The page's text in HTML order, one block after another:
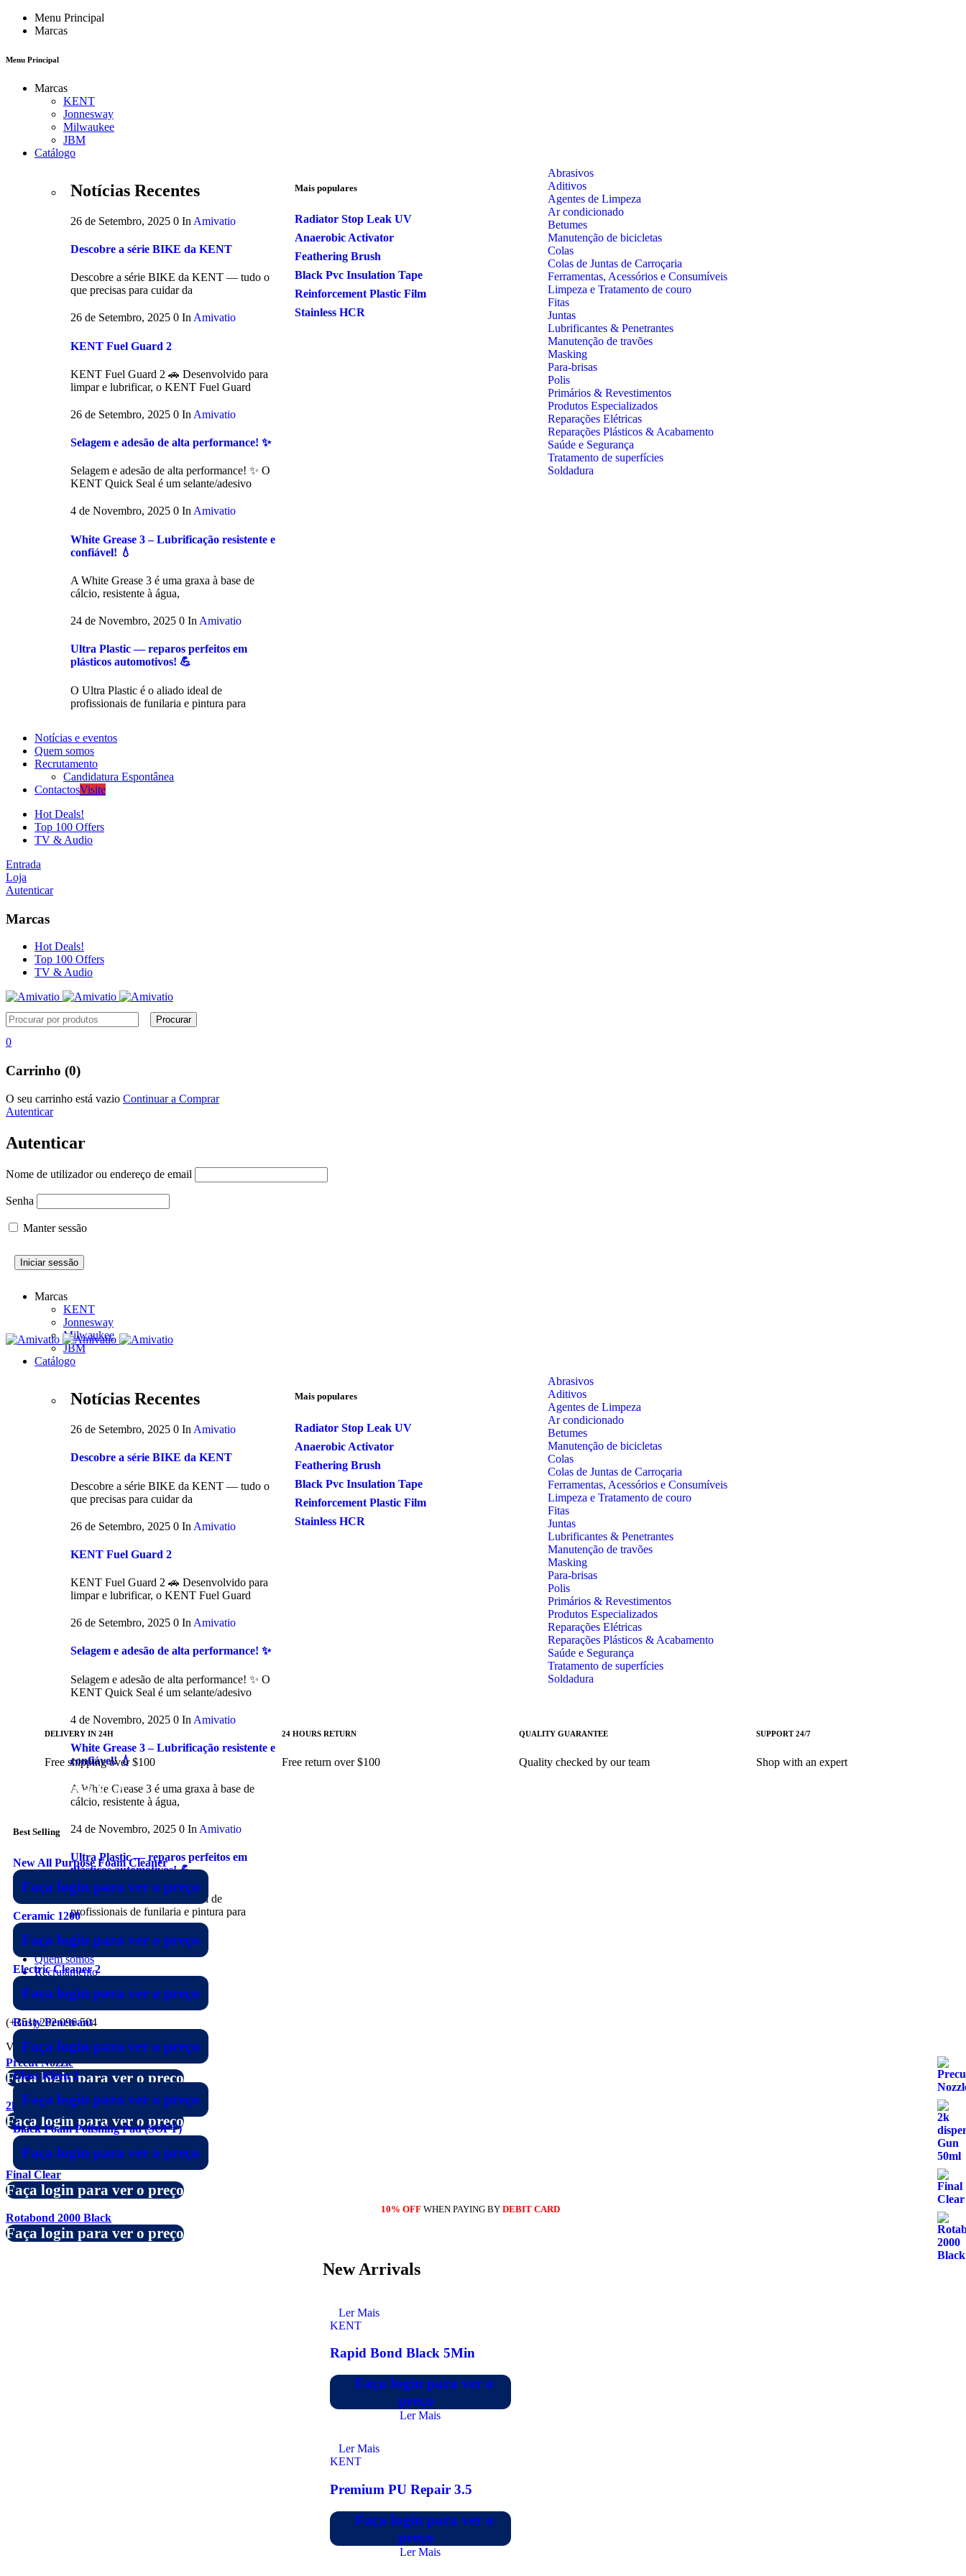
Menu Principal
Marcas
Menu Principal
Marcas
KENT
Jonnesway
Milwaukee
JBM
Catálogo
Notícias Recentes
26 de Setembro, 2025 0 In Amivatio
Descobre a série BIKE da KENT
Descobre a série BIKE da KENT — tudo o
que precisas para cuidar da
26 de Setembro, 2025 0 In Amivatio
KENT Fuel Guard 2
KENT Fuel Guard 2 🚗 Desenvolvido para
limpar e lubrificar, o KENT Fuel Guard
26 de Setembro, 2025 0 In Amivatio
Selagem e adesão de alta performance! ✨
Selagem e adesão de alta performance! ✨ O
KENT Quick Seal é um selante/adesivo
4 de Novembro, 2025 0 InAmivatio
White Grease 3 – Lubrificação resistente e
confiável! 💧
A White Grease 3 é uma graxa à base de
cálcio, resistente à água,
24 de Novembro, 2025 0 In Amivatio
Ultra Plastic — reparos perfeitos em
plásticos automotivos! 💪
O Ultra Plastic é o aliado ideal de
profissionais de funilaria e pintura para
Mais populares
Radiator Stop Leak UV
Anaerobic Activator
Feathering Brush
Black Pvc Insulation Tape
Reinforcement Plastic Film
Stainless HCR
Abrasivos
Aditivos
Agentes de Limpeza
Ar condicionado
Betumes
Manutenção de bicicletas
Colas
Colas de Juntas de Carroçaria
Ferramentas, Acessórios e Consumíveis
Limpeza e Tratamento de couro
Fitas
Juntas
Lubrificantes & Penetrantes
Manutenção de travões
Masking
Para-brisas
Polis
Primários & Revestimentos
Produtos Especializados
Reparações Elétricas
Reparações Plásticos & Acabamento
Saúde e Segurança
Tratamento de superfícies
Soldadura
Notícias e eventos
Quem somos
Recrutamento
Candidatura Espontânea
ContactosVisite
Hot Deals!
Top 100 Offers
TV & Audio
Entrada
Loja
Autenticar
Marcas
Hot Deals!
Top 100 Offers
TV & Audio
0
Carrinho (0)
O seu carrinho está vazio Continuar a Comprar
Autenticar
Autenticar
Nome de utilizador ou endereço de email
Senha
Manter sessão
Marcas
KENT
Jonnesway
Milwaukee
JBM
Catálogo
Notícias Recentes
26 de Setembro, 2025 0 In Amivatio
Descobre a série BIKE da KENT
Descobre a série BIKE da KENT — tudo o
que precisas para cuidar da
26 de Setembro, 2025 0 In Amivatio
KENT Fuel Guard 2
KENT Fuel Guard 2 🚗 Desenvolvido para
limpar e lubrificar, o KENT Fuel Guard
26 de Setembro, 2025 0 In Amivatio
Selagem e adesão de alta performance! ✨
Selagem e adesão de alta performance! ✨ O
KENT Quick Seal é um selante/adesivo
4 de Novembro, 2025 0 In Amivatio
White Grease 3 – Lubrificação resistente e
confiável! 💧
A White Grease 3 é uma graxa à base de
cálcio, resistente à água,
24 de Novembro, 2025 0 In Amivatio
Ultra Plastic — reparos perfeitos em
plásticos automotivos! 💪
O Ultra Plastic é o aliado ideal de
profissionais de funilaria e pintura para
Mais populares
Radiator Stop Leak UV
Anaerobic Activator
Feathering Brush
Black Pvc Insulation Tape
Reinforcement Plastic Film
Stainless HCR
Abrasivos
Aditivos
Agentes de Limpeza
Ar condicionado
Betumes
Manutenção de bicicletas
Colas
Colas de Juntas de Carroçaria
Ferramentas, Acessórios e Consumíveis
Limpeza e Tratamento de couro
Fitas
Juntas
Lubrificantes & Penetrantes
Manutenção de travões
Masking
Para-brisas
Polis
Primários & Revestimentos
Produtos Especializados
Reparações Elétricas
Reparações Plásticos & Acabamento
Saúde e Segurança
Tratamento de superfícies
Soldadura
Notícias e eventos
Quem somos
Recrutamento
Candidatura Espontânea
ContactosVisite
(+351) 262 096 504
Vistos recentemente
Precut Nozzle
Faça login para ver o preço
2k dispenser Gun 50ml
Faça login para ver o preço
Final Clear
Faça login para ver o preço
Rotabond 2000 Black
Faça login para ver o preço
DELIVERY IN 24H
Free shipping over $100
24 HOURS RETURN
Free return over $100
QUALITY GUARANTEE
Quality checked by our team
SUPPORT 24/7
Shop with an expert
NEW ARRIVALS
64GB/4GB RAM
Best Selling
New All Purpose Foam Cleaner
Faça login para ver o preço
Ceramic 1200
Faça login para ver o preço
Electric Cleaner 2
Faça login para ver o preço
Rusty Penetrant
Faça login para ver o preço
Glass Kleen 2
Faça login para ver o preço
Black Foam Polishing Pad (SOFT)
Faça login para ver o preço
10% OFFWHEN PAYING BY DEBIT CARD
New Arrivals
Ler Mais
KENT
Rapid Bond Black 5Min
Faça login para ver o
preço
Ler Mais
Ler Mais
KENT
Premium PU Repair 3.5
Faça login para ver o
preço
Ler Mais